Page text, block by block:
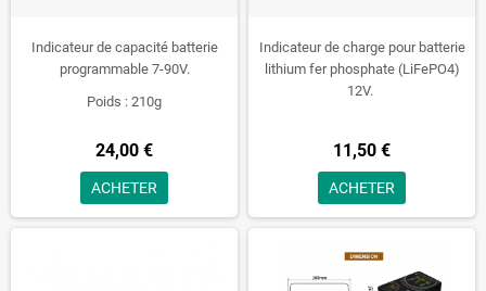
Indicateur de capacité batterie
programmable 7-90V.
Poids : 210g
24,00 €
ACHETER
Indicateur de charge pour batterie
lithium fer phosphate (LiFePO4)
12V.
11,50 €
ACHETER